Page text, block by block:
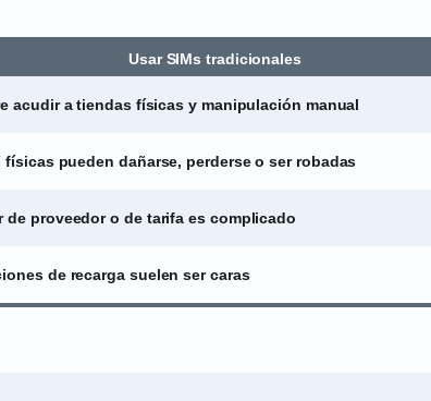
Usar SIMs tradicionales
acudir a tiendas físicas y manipulación manual
físicas pueden dañarse, perderse o ser robadas
de proveedor o de tarifa es complicado
de recarga suelen ser caras